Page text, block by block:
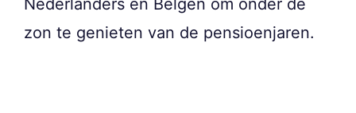
Nederlanders en Belgen om onder de
zon te genieten van de pensioenjaren.